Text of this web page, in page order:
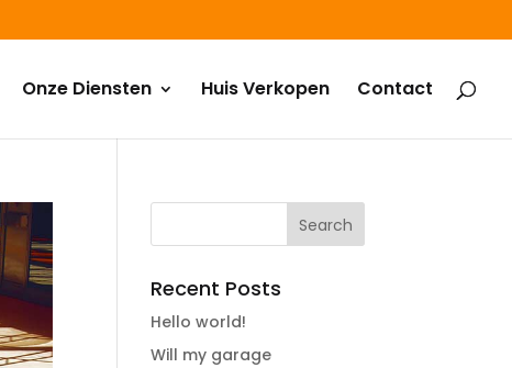
Onze Diensten Huis Verkopen Contact
Recent Posts
Hello world!
Will my garage